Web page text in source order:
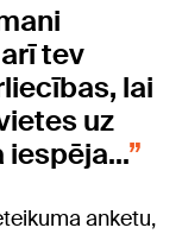
tev
lai
uz
iespēja...
anketu,